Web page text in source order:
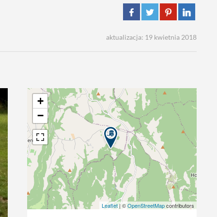
aktualizacja: 19 kwietnia 2018
+
−
Leaflet| ©OpenStreetMapcontributors